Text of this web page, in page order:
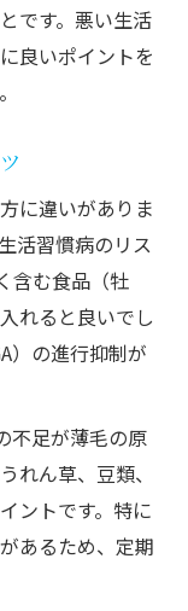
です。悪い生活
良いポイントを
に違いがありま
活習慣病のリス
含む食品（牡
れると良いでし
）の進行抑制が
不足が薄毛の原
れん草、豆類、
ントです。特に
あるため、定期